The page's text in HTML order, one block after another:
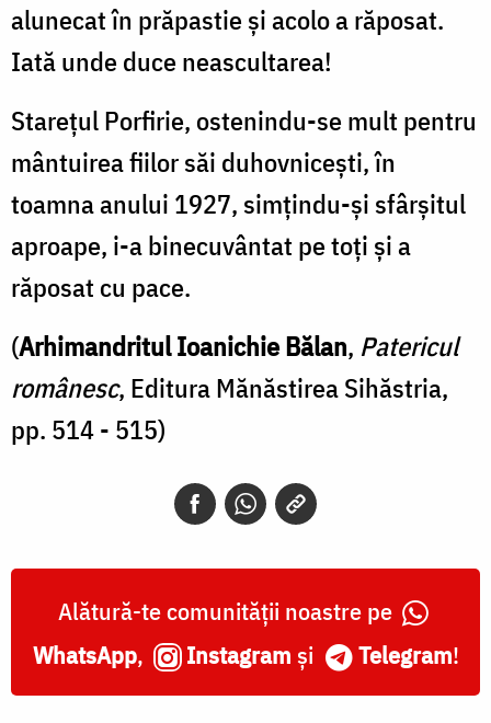
alunecat în prăpastie şi acolo a răposat.
Iată unde duce neascultarea!
Stareţul Porfirie, ostenindu-se mult pentru
mântuirea fiilor săi duhovniceşti, în
toamna anului 1927, simţindu-şi sfârşitul
aproape, i-a binecuvântat pe toţi şi a
răposat cu pace.
(Arhimandritul Ioanichie Bălan, Patericul
românesc, Editura Mănăstirea Sihăstria,
pp. 514 - 515)
Alătură-te comunității noastre pe
WhatsApp, Instagram și Telegram!